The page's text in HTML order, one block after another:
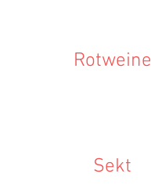
Rotweine
Sekt